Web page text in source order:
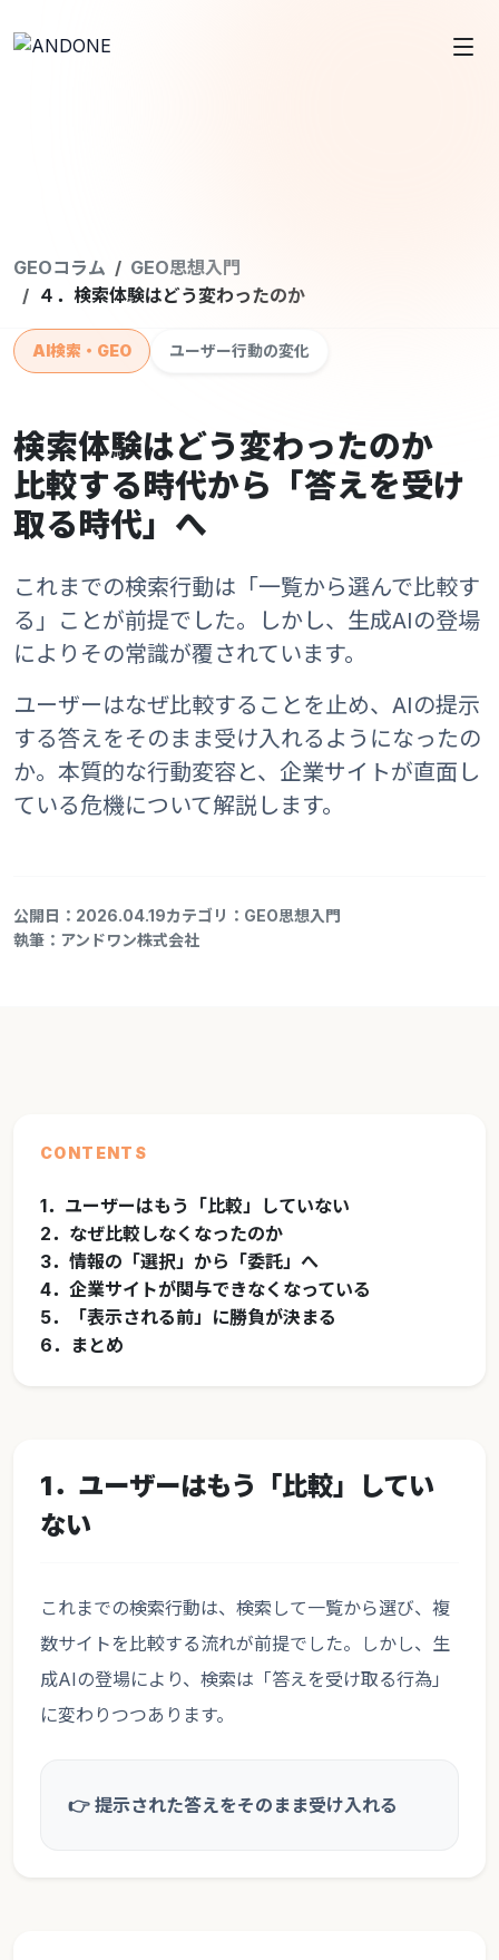
GEOコラム
GEO思想入門
４．検索体験はどう変わったのか
AI検索・GEO ユーザー行動の変化
検索体験はどう変わったのか
比較する時代から「答えを受け
取る時代」へ
これまでの検索行動は「一覧から選んで比較す
る」ことが前提でした。しかし、生成AIの登場
によりその常識が覆されています。
ユーザーはなぜ比較することを止め、AIの提示
する答えをそのまま受け入れるようになったの
か。本質的な行動変容と、企業サイトが直面し
ている危機について解説します。
公開日：2026.04.19カテゴリ：GEO思想入門
執筆：アンドワン株式会社
CONTENTS
1．ユーザーはもう「比較」していない
2．なぜ比較しなくなったのか
3．情報の「選択」から「委託」へ
4．企業サイトが関与できなくなっている
5．「表示される前」に勝負が決まる
6．まとめ
1．ユーザーはもう「比較」してい
ない
これまでの検索行動は、検索して一覧から選び、複
数サイトを比較する流れが前提でした。しかし、生
成AIの登場により、検索は「答えを受け取る行為」
に変わりつつあります。
👉 提示された答えをそのまま受け入れる